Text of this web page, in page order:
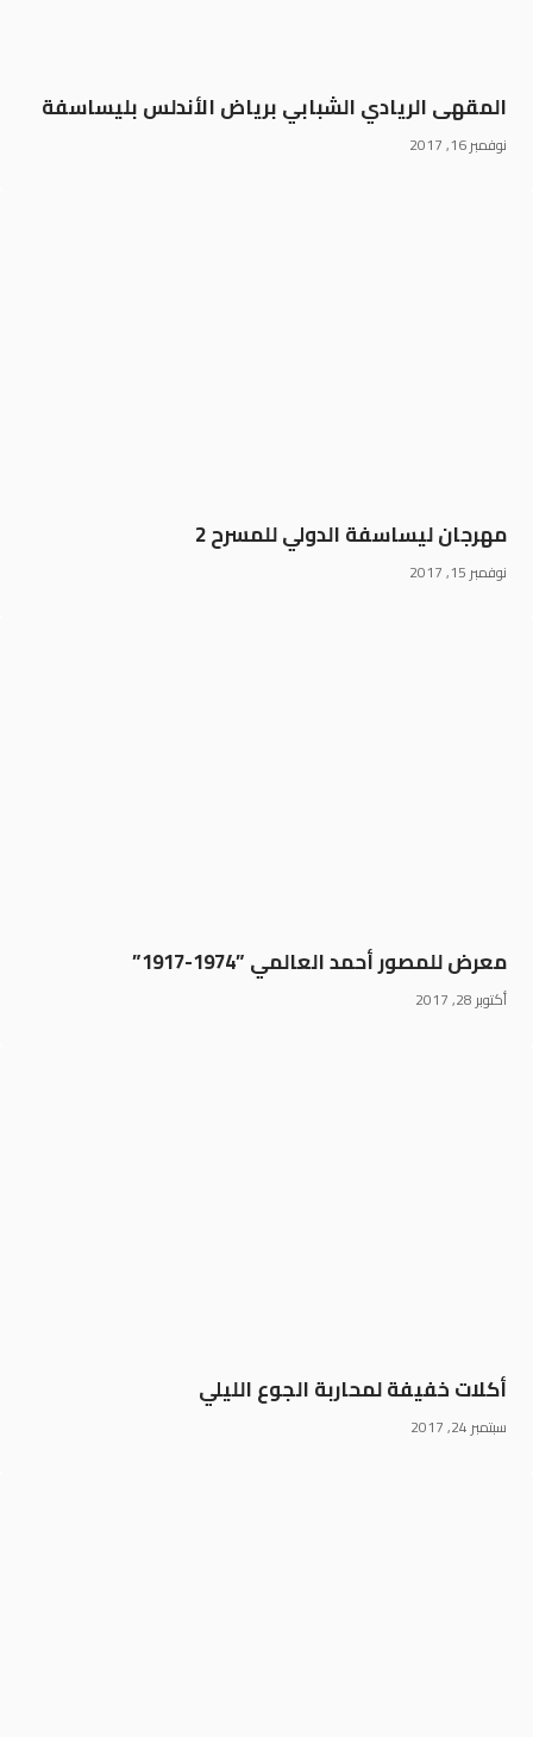
المقهى الريادي الشبابي برياض الأندلس بليساسفة
نوفمبر 16, 2017
مهرجان ليساسفة الدولي للمسرح 2
نوفمبر 15, 2017
معرض للمصور أحمد العالمي ”1974-1917”
أكتوبر 28, 2017
أكلات خفيفة لمحاربة الجوع الليلي
سبتمبر 24, 2017